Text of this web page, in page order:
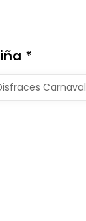
*
Carnaval